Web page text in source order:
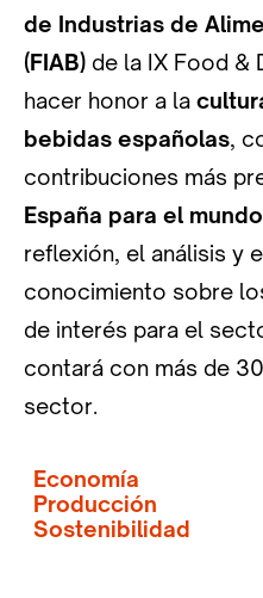
de Industrias de
(FIAB) de la IX Food &
hacer honor a la
bebidas españolas,
contribuciones más
España para el
reflexión, el análisis y
conocimiento sobre
de interés para el
contará con más de
sector.
Economía
Producción
Sostenibilidad